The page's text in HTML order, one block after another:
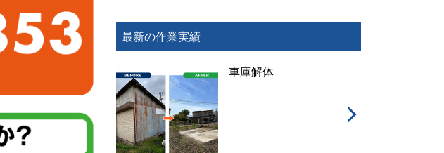
最新の作業実績
車庫解体